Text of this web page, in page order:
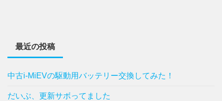
最近の投稿
中古i-MiEVの駆動用バッテリー交換してみた！
だいぶ、更新サボってました